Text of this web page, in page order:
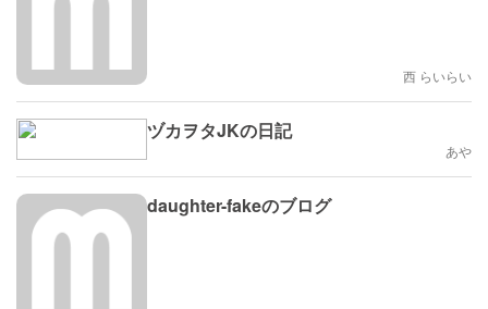
西 らいらい
ヅカヲタJKの日記
あや
daughter-fakeのブログ